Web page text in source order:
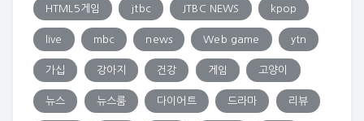
HTML5게임 jtbc JTBC NEWS kpop
live mbc news Web game ytn
가십 강아지 건강 게임 고양이
뉴스 뉴스룸 다이어트 드라마 리뷰